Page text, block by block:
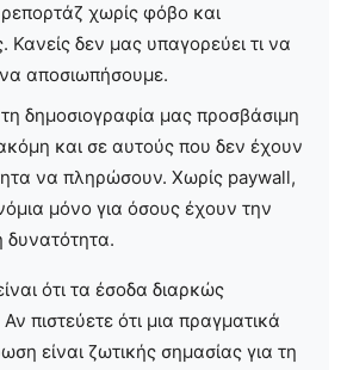
χωρίς φόβο και
Κανείς δεν μας υπαγορεύει τι να
αποσιωπήσουμε.
δημοσιογραφία μας προσβάσιμη
και σε αυτούς που δεν έχουν
να πληρώσουν. Χωρίς paywall,
μόνο για όσους έχουν την
δυνατότητα.
ότι τα έσοδα διαρκώς
πιστεύετε ότι μια πραγματικά
είναι ζωτικής σημασίας για τη